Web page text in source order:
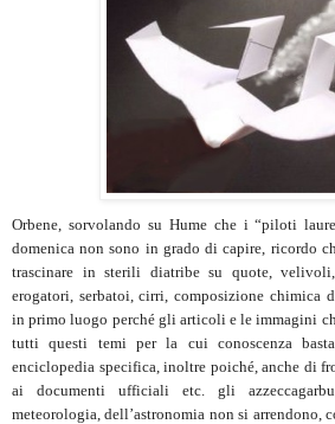
Orbene, sorvolando su Hume che i “piloti
domenica non sono in grado di capire, ricordo
trascinare in sterili diatribe su quote,
erogatori, serbatoi, cirri, composizione chimica
in primo luogo perché gli articoli e le immagini
tutti questi temi per la cui conoscenza
enciclopedia specifica, inoltre poiché, anche di
ai documenti ufficiali etc. gli
meteorologia, dell’astronomia non si arrendono,